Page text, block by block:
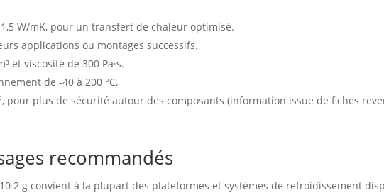
W/mK, pour un transfert de chaleur optimisé.
applications ou montages successifs.
et viscosité de 300 Pa·s.
de -40 à 200 °C.
pour plus de sécurité autour des composants (information issue de fiches
recommandés
2 g convient à la plupart des plateformes et systèmes de refroidissement